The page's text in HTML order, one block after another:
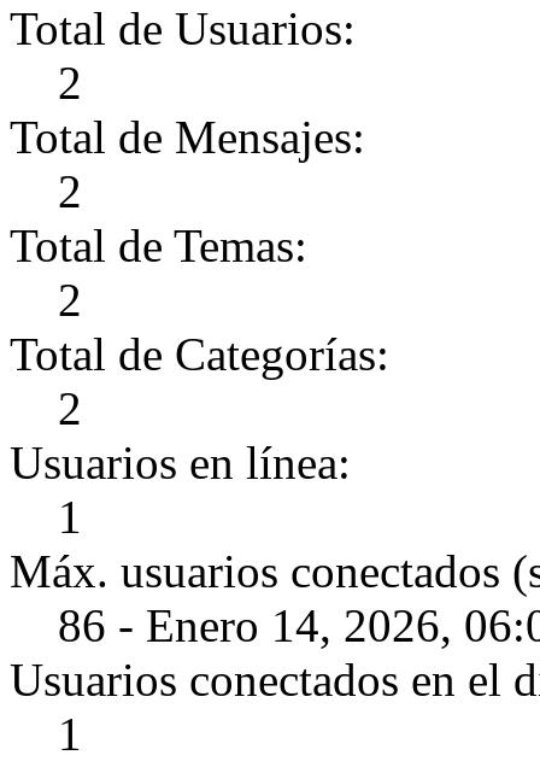
Total de Usuarios:
2
Total de Mensajes:
2
Total de Temas:
2
Total de Categorías:
2
Usuarios en línea:
1
Máx. usuarios conectados
86 - Enero 14, 2026,
Usuarios conectados en el
1